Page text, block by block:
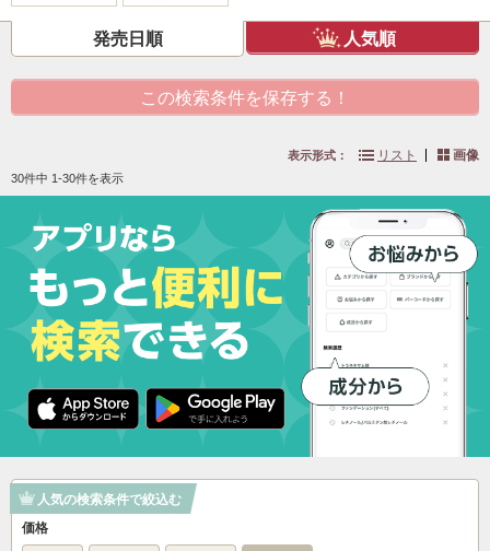
発売日順 人気順
この検索条件を保存する！
表示形式： リスト 画像
30件中 1-30件を表示
人気の検索条件で絞込む
価格